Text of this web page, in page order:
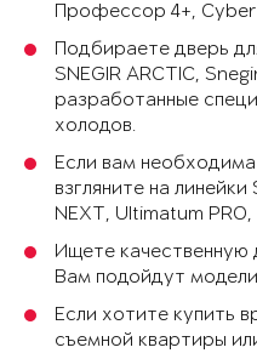
Профессор 4+, Cyber
Подбираете дверь
SNEGIR ARCTIC,
разработанные
холодов.
Если вам
взгляните на линейки
NEXT, Ultimatum
Ищете качественную
Вам подойдут модели
Если хотите купить
съемной квартиры